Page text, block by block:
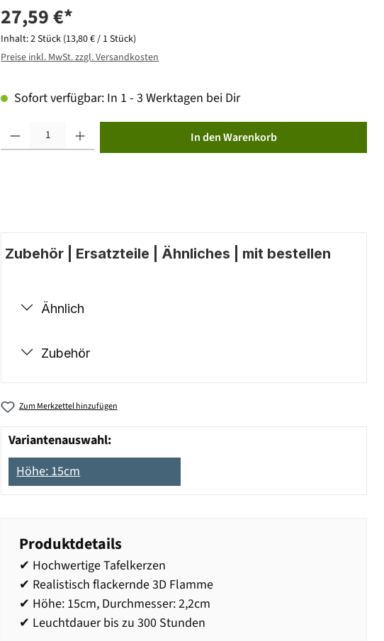
27,59 €*
Inhalt:2 Stück (13,80 € / 1 Stück)
Preise inkl. MwSt. zzgl. Versandkosten
Sofort verfügbar: In 1 - 3 Werktagen bei Dir
In den Warenkorb
Zubehör | Ersatzteile | Ähnliches | mit bestellen
Ähnlich
Zubehör
Zum Merkzettel hinzufügen
Variantenauswahl:
Höhe: 15cm
Produktdetails
✔ Hochwertige Tafelkerzen
✔ Realistisch flackernde 3D Flamme
✔ Höhe: 15cm, Durchmesser: 2,2cm
✔ Leuchtdauer bis zu 300 Stunden